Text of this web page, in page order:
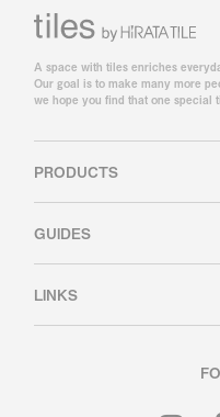
A space with tiles enriches
Our goal is to make many more
we hope you find that one special
PRODUCTS
GUIDES
LINKS